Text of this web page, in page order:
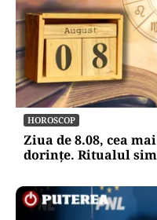
HOROSCOP
Ziua de 8.08, cea
dorințe. Ritualul